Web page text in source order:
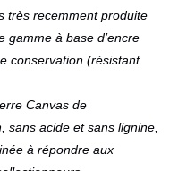
très recemment produite
gamme à base d’encre
conservation (résistant
Canvas de
sans acide et sans lignine,
à répondre aux